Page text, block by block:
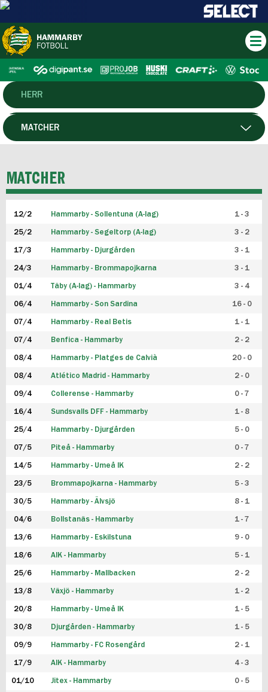
HERR
DAM
P19
F19
FUTSAL HERR
FUTSAL DAM
MATCHER
MATCHER
12/2 Hammarby - Sollentuna (A-lag) 1 - 3
25/2 Hammarby - Segeltorp (A-lag) 3 - 2
17/3 Hammarby - Djurgården 3 - 1
24/3 Hammarby - Brommapojkarna 3 - 1
01/4 Täby (A-lag) - Hammarby 3 - 4
06/4 Hammarby - Son Sardina 16 - 0
07/4 Hammarby - Real Betis 1 - 1
07/4 Benfica - Hammarby 2 - 2
08/4 Hammarby - Platges de Calvià 20 - 0
08/4 Atlético Madrid - Hammarby 2 - 0
09/4 Collerense - Hammarby 0 - 7
16/4 Sundsvalls DFF - Hammarby 1 - 8
25/4 Hammarby - Djurgården 5 - 0
07/5 Piteå - Hammarby 0 - 7
14/5 Hammarby - Umeå IK 2 - 2
23/5 Brommapojkarna - Hammarby 5 - 3
30/5 Hammarby - Älvsjö 8 - 1
04/6 Bollstanäs - Hammarby 1 - 7
13/6 Hammarby - Eskilstuna 9 - 0
18/6 AIK - Hammarby 5 - 1
25/6 Hammarby - Mallbacken 2 - 2
13/8 Växjö - Hammarby 1 - 2
20/8 Hammarby - Umeå IK 1 - 5
30/8 Djurgården - Hammarby 1 - 5
09/9 Hammarby - FC Rosengård 2 - 1
17/9 AIK - Hammarby 4 - 3
01/10 Jitex - Hammarby 0 - 5